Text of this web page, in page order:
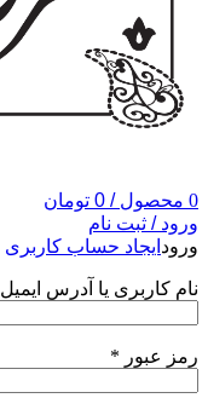
0 محصول /
0 تومان
ورود / ثبت نام
ورود ایجاد حساب کاربری
نام کاربری یا آدرس ایمیل
رمز عبور *